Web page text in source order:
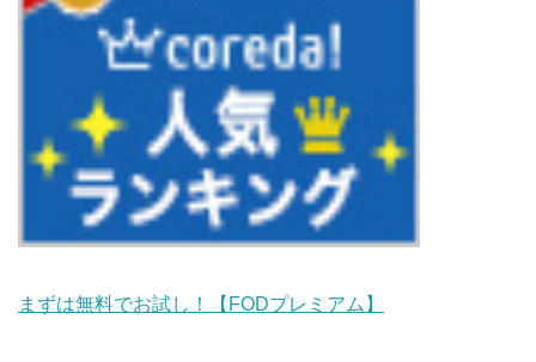
まずは無料でお試し！【FODプレミアム】